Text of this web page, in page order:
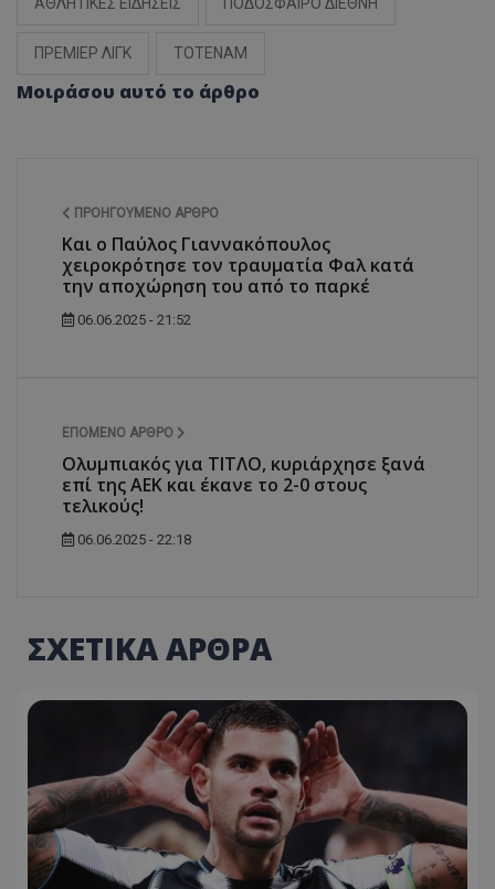
ΑΘΛΗΤΙΚΕΣ ΕΙΔΗΣΕΙΣ ΠΟΔΟΣΦΑΙΡΟ ΔΙΕΘΝΗ
ΠΡΕΜΙΕΡ ΛΙΓΚ ΤΟΤΕΝΑΜ
Μοιράσου αυτό το άρθρο
ΠΡΟΗΓΟΎΜΕΝΟ ΆΡΘΡΟ
Και ο Παύλος Γιαννακόπουλος
χειροκρότησε τον τραυματία Φαλ κατά
την αποχώρηση του από το παρκέ
06.06.2025 - 21:52
ΕΠΌΜΕΝΟ ΆΡΘΡΟ
Ολυμπιακός για ΤΙΤΛΟ, κυριάρχησε ξανά
επί της ΑΕΚ και έκανε το 2-0 στους
τελικούς!
06.06.2025 - 22:18
ΣΧΕΤΙΚΑ ΑΡΘΡΑ